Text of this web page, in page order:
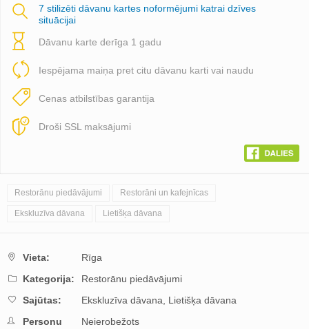
7 stilizēti dāvanu kartes noformējumi katrai dzīves
situācijai
Dāvanu karte derīga 1 gadu
Iespējama maiņa pret citu dāvanu karti vai naudu
Cenas atbilstības garantija
Droši SSL maksājumi
Restorānu piedāvājumi Restorāni un kafejnīcas
Ekskluzīva dāvana Lietišķa dāvana
Vieta:
Rīga
Kategorija:
Restorānu piedāvājumi
Sajūtas:
Ekskluzīva dāvana,
Lietišķa dāvana
Personu
Neierobežots